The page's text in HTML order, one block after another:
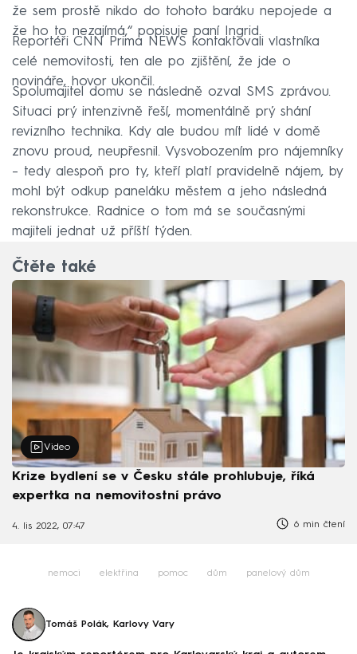
že sem prostě nikdo do tohoto baráku nepojede a
že ho to nezajímá,“ popisuje paní Ingrid.
Reportéři CNN Prima NEWS kontaktovali vlastníka
celé nemovitosti, ten ale po zjištění, že jde o
novináře, hovor ukončil.
Spolumajitel domu se následně ozval SMS zprávou.
Situaci prý intenzivně řeší, momentálně prý shání
revizního technika. Kdy ale budou mít lidé v domě
znovu proud, neupřesnil. Vysvobozením pro nájemníky
– tedy alespoň pro ty, kteří platí pravidelně nájem, by
mohl být odkup paneláku městem a jeho následná
rekonstrukce. Radnice o tom má se současnými
majiteli jednat už příští týden.
Čtěte také
Video
Krize bydlení se v Česku stále prohlubuje, říká
expertka na nemovitostní právo
4. lis 2022, 07:47 6 min čtení
nemoci elektřina pomoc dům panelový dům
Tomáš Polák, Karlovy Vary